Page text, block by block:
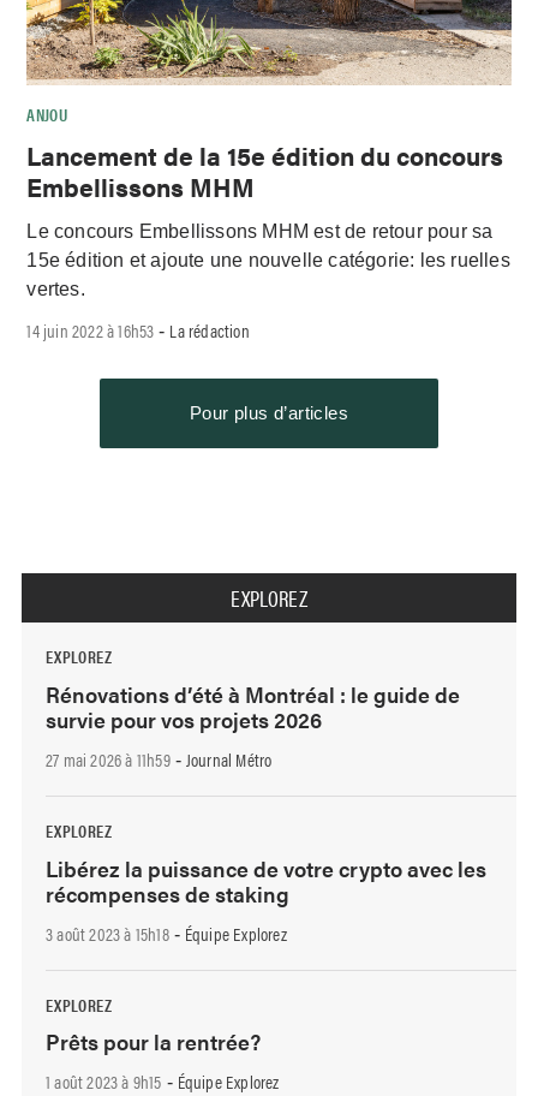
ANJOU
Lancement de la 15e édition du concours
Embellissons MHM
Le concours Embellissons MHM est de retour pour sa
15e édition et ajoute une nouvelle catégorie: les ruelles
vertes.
14 juin 2022 à 16h53 - La rédaction
Pour plus d’articles
EXPLOREZ
EXPLOREZ
Rénovations d’été à Montréal : le guide de
survie pour vos projets 2026
27 mai 2026 à 11h59- Journal Métro
EXPLOREZ
Libérez la puissance de votre crypto avec les
récompenses de staking
3 août 2023 à 15h18- Équipe Explorez
EXPLOREZ
Prêts pour la rentrée?
1 août 2023 à 9h15 - Équipe Explorez